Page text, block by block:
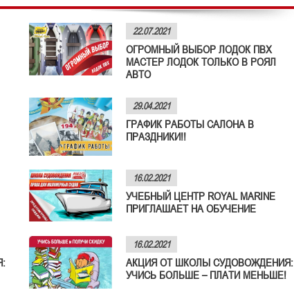
22.07.2021
ОГРОМНЫЙ ВЫБОР ЛОДОК ПВХ
МАСТЕР ЛОДОК ТОЛЬКО В РОЯЛ
АВТО
29.04.2021
ГРАФИК РАБОТЫ САЛОНА В
ПРАЗДНИКИ!!
16.02.2021
УЧЕБНЫЙ ЦЕНТР ROYAL MARINE
ПРИГЛАШАЕТ НА ОБУЧЕНИЕ
16.02.2021
АКЦИЯ ОТ ШКОЛЫ СУДОВОЖДЕНИЯ:
УЧИСЬ БОЛЬШЕ – ПЛАТИ МЕНЬШЕ!